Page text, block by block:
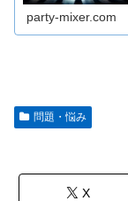
party-mixer.com
問題・悩み
X